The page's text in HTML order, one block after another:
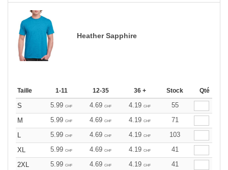
Heather Sapphire
Taille 1-11 12-35 36 + Stock Qté
S 5.99 CHF 4.69 CHF 4.19 CHF
55
M
5.99 CHF 4.69 CHF 4.19 CHF
71
L
5.99 CHF 4.69 CHF 4.19 CHF
103
XL
5.99 CHF 4.69 CHF 4.19 CHF
41
2XL
5.99 CHF 4.69 CHF 4.19 CHF 41